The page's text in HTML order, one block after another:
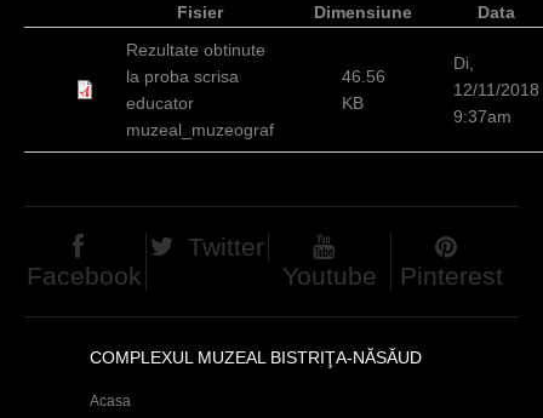
r
Fisier Dimensiune
Data
Rezultate obtinute
la proba scrisa
educator
muzeal_muzeograf
46.56
KB
Di,
12/11/2018
9:37am
Facebook
Twitter
Youtube
Pinterest
COMPLEXUL MUZEAL BISTRIŢA-NĂSĂUD
Acasa